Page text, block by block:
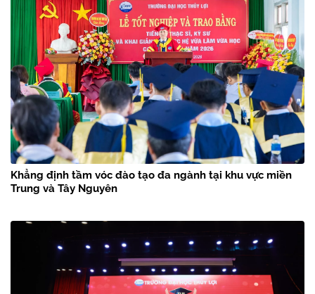
Khẳng định tầm vóc đào tạo đa ngành tại khu vực miền
Trung và Tây Nguyên